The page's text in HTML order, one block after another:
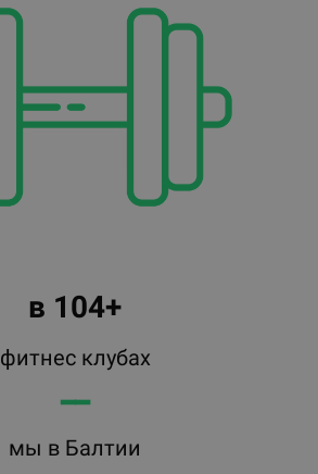
в 104+
фитнес клубах
━━
мы в Балтии